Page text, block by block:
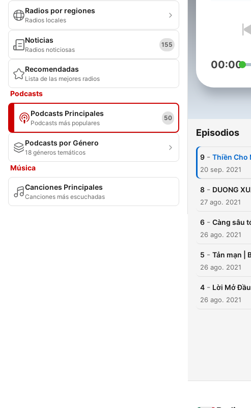
Radios por regiones
Radios locales
Noticias
Radios noticiosas
155
Recomendadas
Lista de las mejores radios
Podcasts
Podcasts Principales
Podcasts más populares
50
Podcasts por Género
18 géneros temáticos
Música
Canciones Principales
Canciones más escuchadas
00:00
Episodios
9 - Thiền Cho
20 sep. 2021
8 - DUONG
27 ago. 2021
6 - Càng sâu
26 ago. 2021
5 - Tản mạn |
26 ago. 2021
4 - Lời Mở
26 ago. 2021